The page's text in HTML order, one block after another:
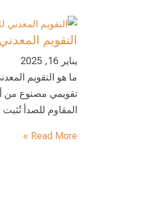
التقويم
يناير 16, 2025
ما هو التقويم
تقويمي مصنوع من
المقاوم للصدأ تُثبت
Read More »